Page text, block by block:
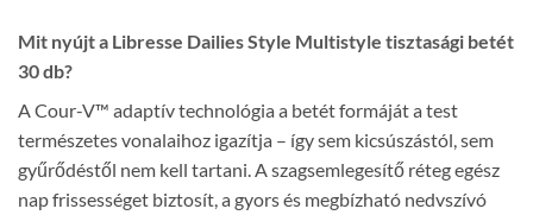
Mit nyújt a Libresse Dailies Style Multistyle tisztasági betét
30 db?
A Cour-V™ adaptív technológia a betét formáját a test
természetes vonalaihoz igazítja – így sem kicsúszástól, sem
gyűrődéstől nem kell tartani. A szagsemlegesítő réteg egész
nap frissességet biztosít, a gyors és megbízható nedvszívó